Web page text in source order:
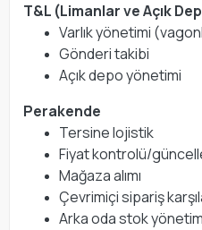
T&L (Limanlar ve Açık
Varlık yönetimi
Gönderi takibi
Açık depo yönetimi
Perakende
Tersine lojistik
Fiyat kontrolü/
Mağaza alımı
Çevrimiçi sipariş
Arka oda stok